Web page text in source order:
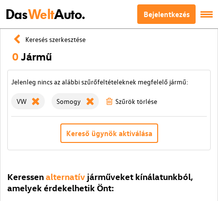
DasWeltAuto. Bejelentkezés
Keresés szerkesztése
0Jármű
Jelenleg nincs az alábbi szűrőfeltételeknek megfelelő jármű:
VW Somogy Szűrök törlése
Kereső ügynök aktiválása
Keressenalternatív járműveket kínálatunkból,
amelyek érdekelhetik Önt: